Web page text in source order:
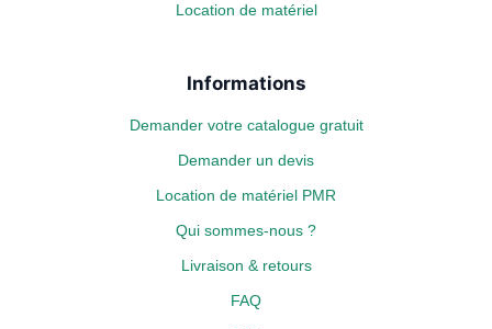
Location de matériel
Informations
Demander votre catalogue gratuit
Demander un devis
Location de matériel PMR
Qui sommes-nous ?
Livraison & retours
FAQ